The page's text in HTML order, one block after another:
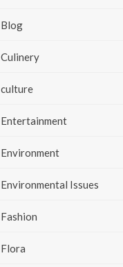
Blog
Culinery
culture
Entertainment
Environment
Environmental Issues
Fashion
Flora